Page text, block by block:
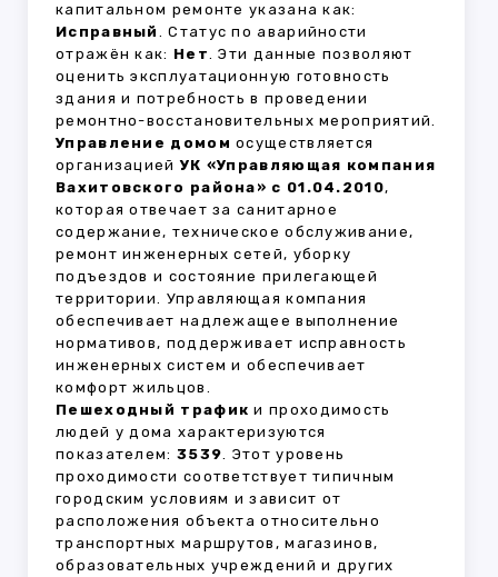
капитальном ремонте указана как:
Исправный . Статус по аварийности
отражён как: Нет. Эти данные позволяют
оценить эксплуатационную готовность
здания и потребность в проведении
ремонтно-восстановительных мероприятий.
Управление домом осуществляется
организациейУК «Управляющая компания
Вахитовского района» с 01.04.2010,
которая отвечает за санитарное
содержание, техническое обслуживание,
ремонт инженерных сетей, уборку
подъездов и состояние прилегающей
территории. Управляющая компания
обеспечивает надлежащее выполнение
нормативов, поддерживает исправность
инженерных систем и обеспечивает
комфорт жильцов.
Пешеходный трафик и проходимость
людей у дома характеризуются
показателем: 3539. Этот уровень
проходимости соответствует типичным
городским условиям и зависит от
расположения объекта относительно
транспортных маршрутов, магазинов,
образовательных учреждений и других